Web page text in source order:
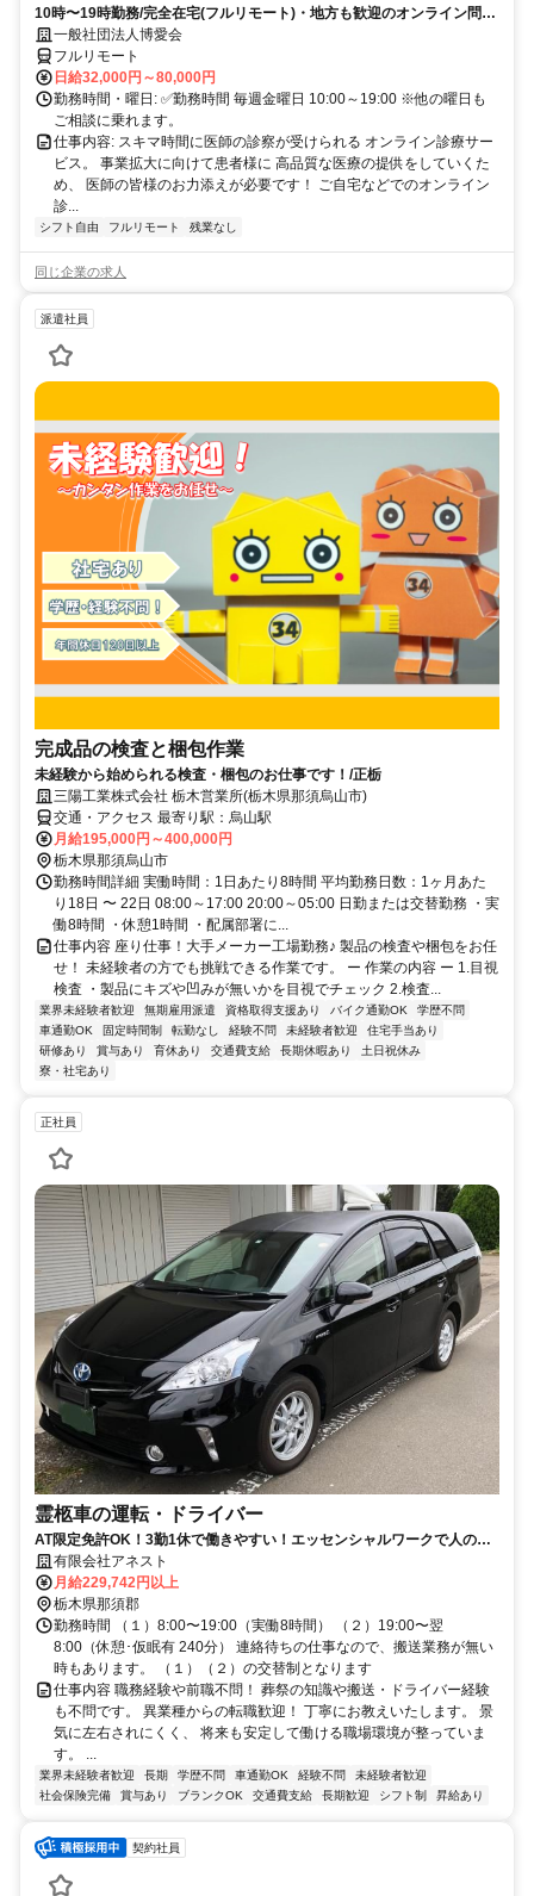
10時〜19時勤務/完全在宅(フルリモート)・地方も歓迎のオンライン問診
業務一般社団法人博愛会
フルリモート
日給32,000円～80,000円
勤務時間・曜日: ✅勤務時間 毎週金曜日 10:00～19:00 ※他の曜日も
ご相談に乗れます。
仕事内容: スキマ時間に医師の診察が受けられる オンライン診療サー
ビス。 事業拡大に向けて患者様に 高品質な医療の提供をしていくた
め、 医師の皆様のお力添えが必要です！ ご自宅などでのオンライン
診...
シフト自由 フルリモート 残業なし
同じ企業の求人
派遣社員
完成品の検査と梱包作業
未経験から始められる検査・梱包のお仕事です！/正栃
三陽工業株式会社 栃木営業所(栃木県那須烏山市)
交通・アクセス 最寄り駅：烏山駅
月給195,000円～400,000円
栃木県那須烏山市
勤務時間詳細 実働時間：1日あたり8時間 平均勤務日数：1ヶ月あた
り18日 〜 22日 08:00～17:00 20:00～05:00 日勤または交替勤務 ・実
働8時間 ・休憩1時間 ・配属部署に...
仕事内容 座り仕事！大手メーカー工場勤務♪ 製品の検査や梱包をお任
せ！ 未経験者の方でも挑戦できる作業です。 ー 作業の内容 ー 1.目視
検査 ・製品にキズや凹みが無いかを目視でチェック 2.検査...
業界未経験者歓迎 無期雇用派遣 資格取得支援あり バイク通勤OK
学歴不問
車通勤OK
固定時間制 転勤なし 経験不問 未経験者歓迎
住宅手当あり
研修あり
賞与あり 育休あり 交通費支給 長期休暇あり
土日祝休み
寮・社宅あり
正社員
霊柩車の運転・ドライバー
AT限定免許OK！3勤1休で働きやすい！エッセンシャルワークで人のた
めになるお仕事です
有限会社アネスト
月給229,742円以上
栃木県那須郡
勤務時間 （１）8:00〜19:00（実働8時間） （２）19:00〜翌
8:00（休憩･仮眠有 240分） 連絡待ちの仕事なので、搬送業務が無い
時もあります。 （１）（２）の交替制となります
仕事内容 職務経験や前職不問！ 葬祭の知識や搬送・ドライバー経験
も不問です。 異業種からの転職歓迎！ 丁寧にお教えいたします。 景
気に左右されにくく、 将来も安定して働ける職場環境が整っていま
す。 ...
業界未経験者歓迎 長期 学歴不問 車通勤OK 経験不問
未経験者歓迎
社会保険完備
賞与あり ブランクOK 交通費支給 長期歓迎 シフト制 昇給あり
契約社員